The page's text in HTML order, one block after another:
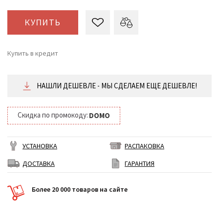
КУПИТЬ
Купить в кредит
от 108 ₴/месяц
НАШЛИ ДЕШЕВЛЕ - МЫ СДЕЛАЕМ ЕЩЕ ДЕШЕВЛЕ!
Скидка по промокоду: DOMO
УСТАНОВКА
РАСПАКОВКА
ДОСТАВКА
ГАРАНТИЯ
Более 20 000 товаров на сайте